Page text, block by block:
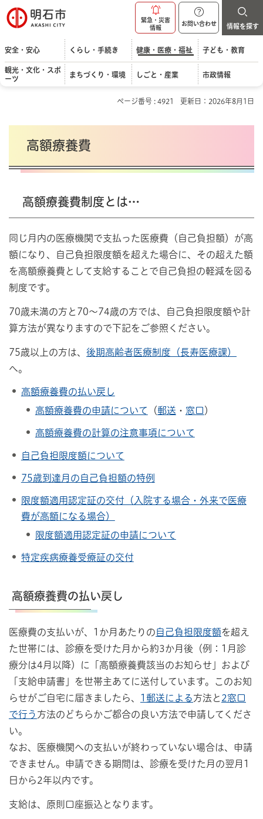
明石市
緊急・災害
情報
お問い合わせ 情報を探す
安全・安心 くらし・手続き 健康・医療・福祉 子ども・教育
観光・文化・スポ
ーツ
まちづくり・環境 しごと・産業 市政情報
ページ番号 : 4921 更新日：2026年8月1日
高額療養費
高額療養費制度とは…
同じ月内の医療機関で支払った医療費（自己負担額）が高
額になり、自己負担限度額を超えた場合に、その超えた額
を高額療養費として支給することで自己負担の軽減を図る
制度です。
70歳未満の方と70～74歳の方では、自己負担限度額や計
算方法が異なりますので下記をご参照ください。
75歳以上の方は、 後期高齢者医療制度（長寿医療課）
へ。
高額療養費の払い戻し
高額療養費の申請について
（郵送 ・ 窓口 ）
高額療養費の計算の注意事項について
自己負担限度額について
75歳到達月の自己負担額の特例
限度額適用認定証の交付（入院する場合・外来で医療
費が高額になる場合）
限度額適用認定証の申請について
特定疾病療養受療証の交付
高額療養費の払い戻し
医療費の支払いが、1か月あたりの自己負担限度額を超え
た世帯には、診療を受けた月から約3か月後（例：1月診
療分は4月以降）に「高額療養費該当のお知らせ」および
「支給申請書」を世帯主あてに送付しています。このお知
らせがご自宅に届きましたら、 1郵送による方法と 2窓口
で行う 方法のどちらかご都合の良い方法で申請してくださ
い。
なお、医療機関への支払いが終わっていない場合は、申請
できません。申請できる期間は、診療を受けた月の翌月1
日から2年以内です。
支給は、原則口座振込となります。